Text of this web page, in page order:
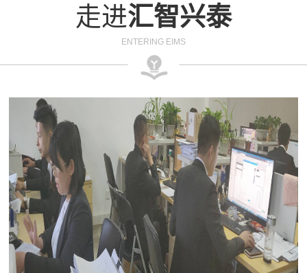
走进汇智兴泰
ENTERING EIMS